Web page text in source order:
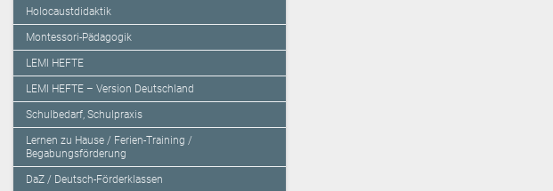
Holocaustdidaktik
Montessori-Pädagogik
LEMI HEFTE
LEMI HEFTE – Version Deutschland
Schulbedarf, Schulpraxis
Lernen zu Hause / Ferien-Training /
Begabungsförderung
DaZ / Deutsch-Förderklassen